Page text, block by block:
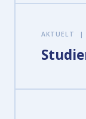
AKTUELT |